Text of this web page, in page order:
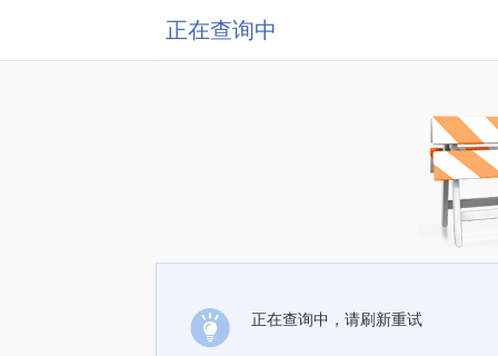
正在查询中
正在查询中，请刷新重试